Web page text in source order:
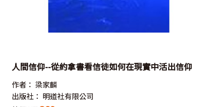
人間信仰--從約拿書看信徒如何在現實中活出信仰
作者： 梁家麟
出版社： 明道社有限公司